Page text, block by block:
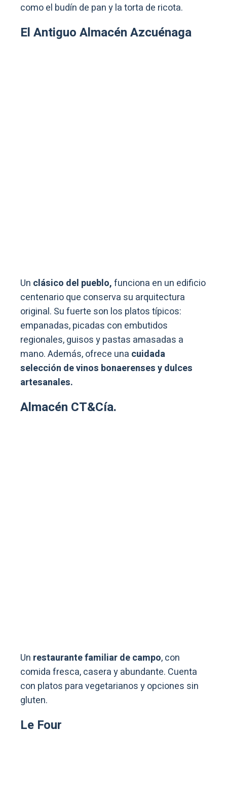
como el budín de pan y la torta de ricota.
El Antiguo Almacén Azcuénaga
Un clásico del pueblo,funciona en un edificio
centenario que conserva su arquitectura
original. Su fuerte son los platos típicos:
empanadas, picadas con embutidos
regionales, guisos y pastas amasadas a
mano. Además, ofrece una cuidada
selección de vinos bonaerenses y dulces
artesanales.
Almacén CT&Cía.
Un restaurante familiar de campo, con
comida fresca, casera y abundante. Cuenta
con platos para vegetarianos y opciones sin
gluten.
Le Four